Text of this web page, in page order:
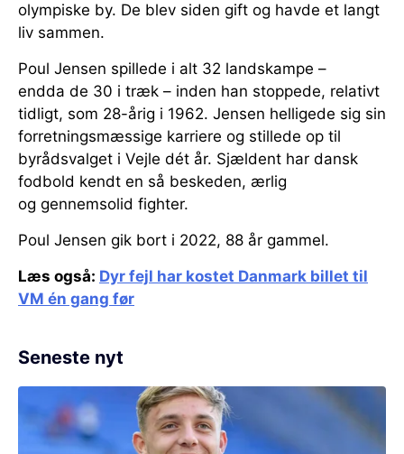
olympiske by. De blev siden gift og havde et langt
liv sammen.
Poul Jensen spillede i alt 32 landskampe –
endda de 30 i træk – inden han stoppede, relativt
tidligt, som 28-årig i 1962. Jensen helligede sig sin
forretningsmæssige karriere og stillede op til
byrådsvalget i Vejle dét år. Sjældent har dansk
fodbold kendt en så beskeden, ærlig
og gennemsolid fighter.
Poul Jensen gik bort i 2022, 88 år gammel.
Læs også: Dyr fejl har kostet Danmark billet til
VM én gang før
Seneste nyt